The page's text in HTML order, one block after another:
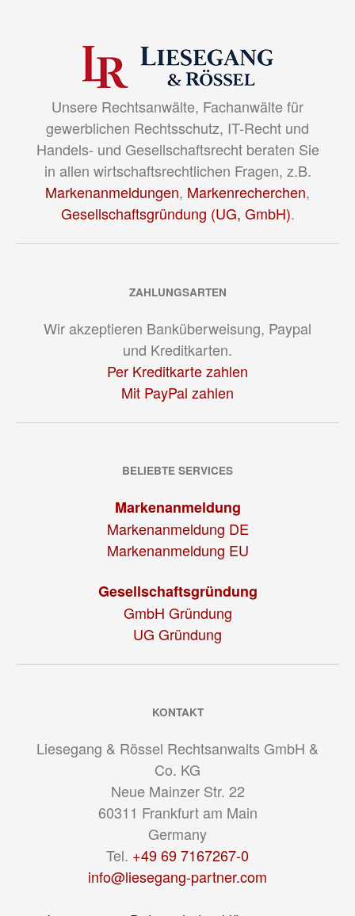
Unsere Rechtsanwälte, Fachanwälte für
gewerblichen Rechtsschutz, IT-Recht und
Handels- und Gesellschaftsrecht beraten Sie
in allen wirtschaftsrechtlichen Fragen, z.B.
Markenanmeldungen, Markenrecherchen,
Gesellschaftsgründung (UG, GmbH).
ZAHLUNGSARTEN
Wir akzeptieren Banküberweisung, Paypal
und Kreditkarten.
Per Kreditkarte zahlen
Mit PayPal zahlen
BELIEBTE SERVICES
Markenanmeldung
Markenanmeldung DE
Markenanmeldung EU
Gesellschaftsgründung
GmbH Gründung
UG Gründung
KONTAKT
Liesegang & Rössel Rechtsanwalts GmbH &
Co. KG
Neue Mainzer Str. 22
60311 Frankfurt am Main
Germany
Tel. +49 69 7167267-0
info@liesegang-partner.com